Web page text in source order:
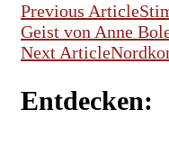
Previous Article
Geist von Anne
Next Article
Entdecken: